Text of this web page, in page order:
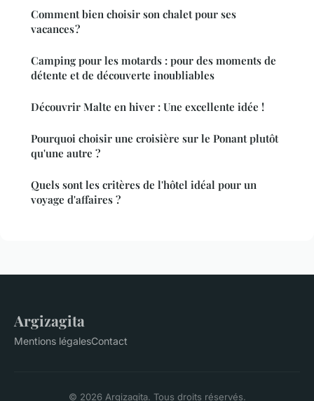
Comment bien choisir son chalet pour ses
vacances ?
Camping pour les motards : pour des moments de
détente et de découverte inoubliables
Découvrir Malte en hiver : Une excellente idée !
Pourquoi choisir une croisière sur le Ponant plutôt
qu'une autre ?
Quels sont les critères de l'hôtel idéal pour un
voyage d'affaires ?
Argizagita
Mentions légalesContact
© 2026 Argizagita. Tous droits réservés.